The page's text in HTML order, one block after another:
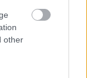
other